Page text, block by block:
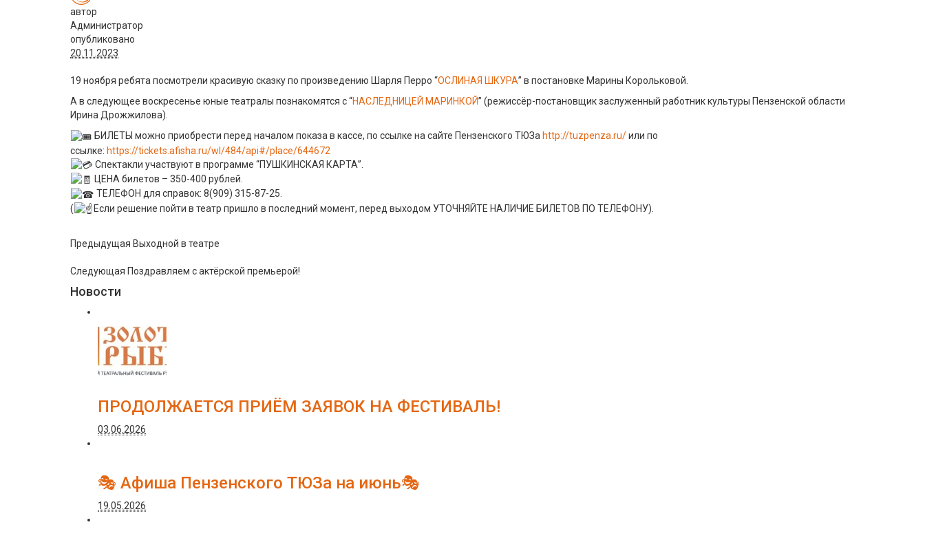
автор
Администратор
опубликовано
20.11.2023
19 ноября ребята посмотрели красивую сказку по произведению Шарля Перро “ОСЛИНАЯ ШКУРА” в постановке Марины Корольковой.
А в следующее воскресенье юные театралы познакомятся с “НАСЛЕДНИЦЕЙ МАРИНКОЙ” (режиссёр-постановщик заслуженный работник культуры Пензенской области
Ирина Дрожжилова).
БИЛЕТЫ можно приобрести перед началом показа в кассе, по ссылке на сайте Пензенского ТЮЗа http://tuzpenza.ru/или по
ссылке: https://tickets.afisha.ru/wl/484/api#/place/644672
Спектакли участвуют в программе “ПУШКИНСКАЯ КАРТА”.
ЦЕНА билетов – 350-400 рублей.
ТЕЛЕФОН для справок: 8(909) 315-87-25.
(
Если решение пойти в театр пришло в последний момент, перед выходом УТОЧНЯЙТЕ НАЛИЧИЕ БИЛЕТОВ ПО ТЕЛЕФОНУ).
Предыдущая Выходной в театре
Следующая Поздравляем с актёрской премьерой!
Новости
ПРОДОЛЖАЕТСЯ ПРИЁМ ЗАЯВОК НА ФЕСТИВАЛЬ!
03.06.2026
🎭 Афиша Пензенского ТЮЗа на июнь🎭
19.05.2026